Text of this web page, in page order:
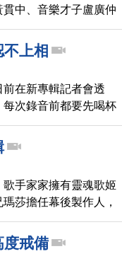
中、音樂才子盧廣仲
迷，挑戰樂迷體力極
上相
在新專輯記者會透
次錄音前都要先喝杯
突破以往，要在台北
手家家擁有靈魂歌姬
莎擔任幕後製作人，
度戒備